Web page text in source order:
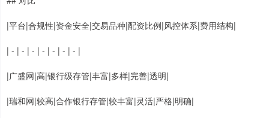
|平台|合规性|资金安全|交易品种|配资比例|风控体系|费用结构|
| - | - | - | - | - | - | - |
|广盛网|高|银行级存管|丰富|多样|完善|透明|
|瑞和网|较高|合作银行存管|较丰富|灵活|严格|明确|